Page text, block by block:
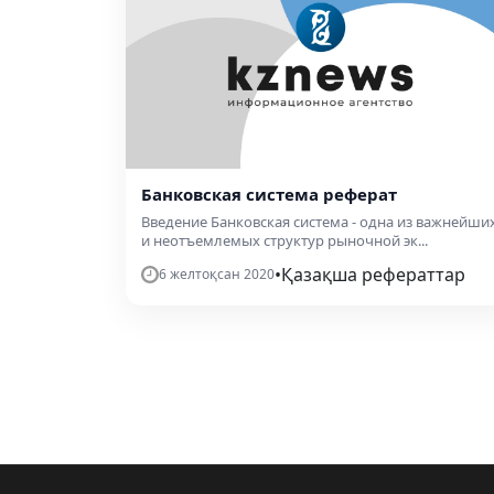
Банковская система реферат
Введение Банковская система - одна из
и неотъемлемых структур рыночной эк...
6 желтоқсан 2020•Қазақша рефераттар